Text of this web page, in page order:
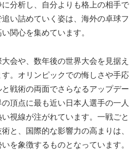
分析し、自分よりも格上の相手で
い詰めていく姿は、海外の卓球フ
関心を集めています。
会や、数年後の世界大会を見据え
。オリンピックでの悔しさや手応
戦術の両面でさらなるアップデー
頂点に最も近い日本人選手の一人
視線が注がれています。一戦ごと
と、国際的な影響力の高まりは、
を象徴するものとなっています。